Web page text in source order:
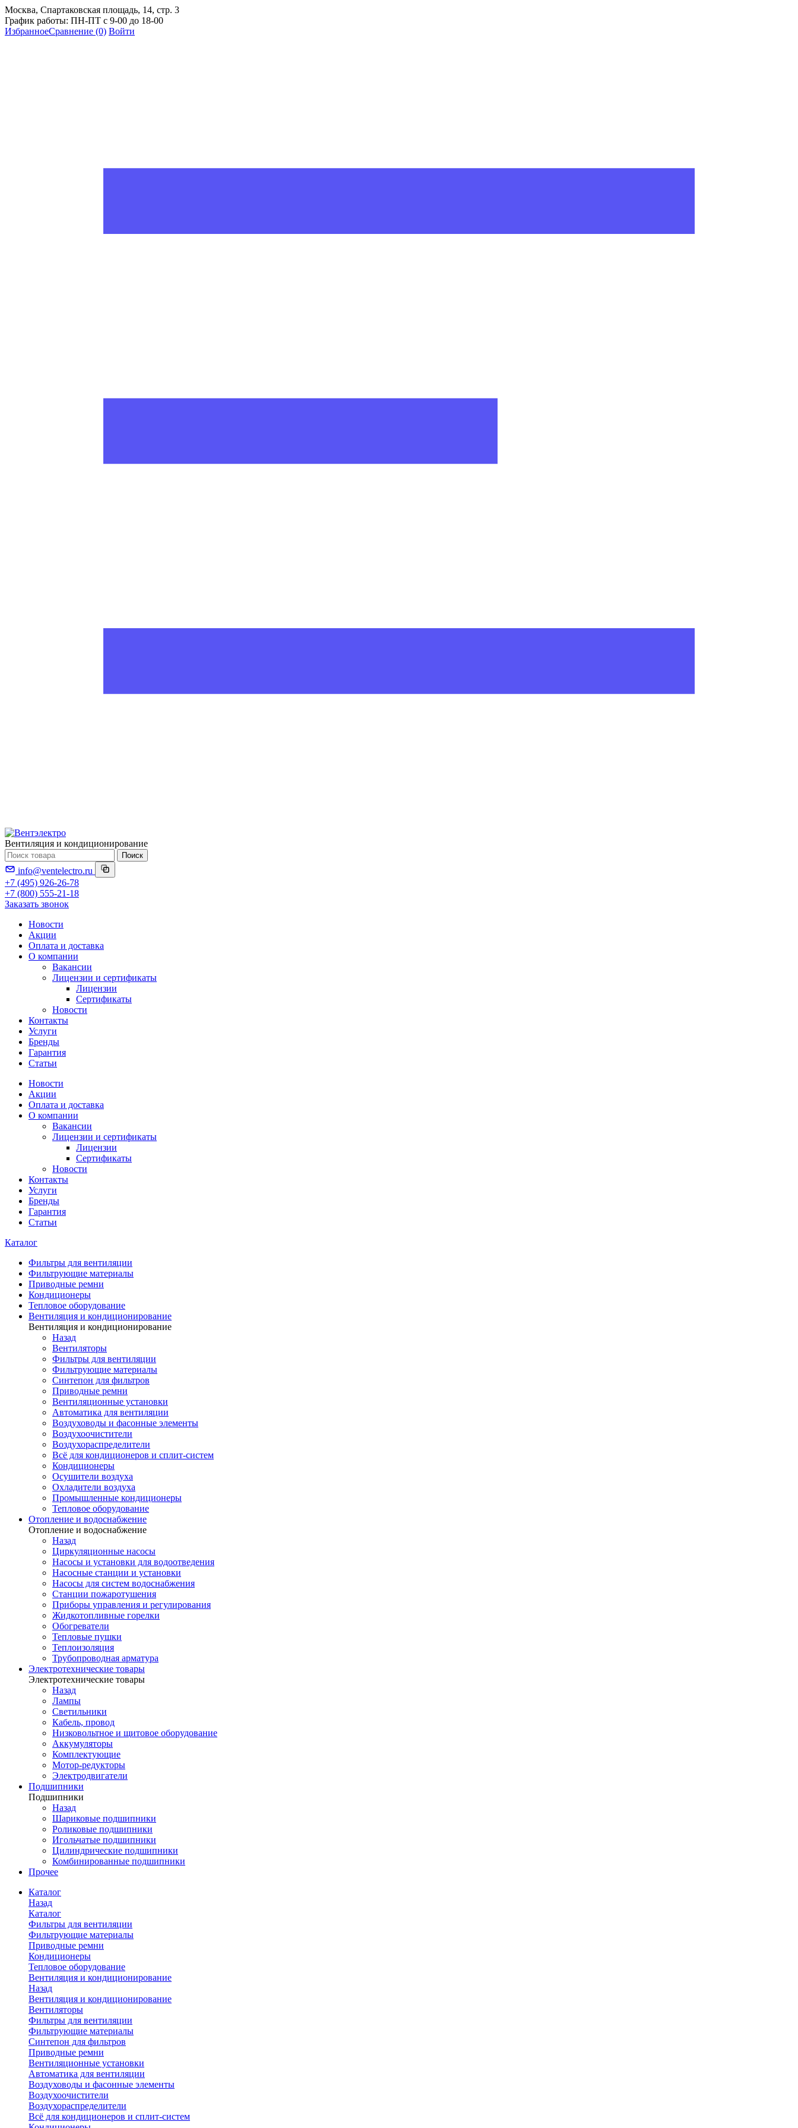
Москва, Спартаковская площадь, 14, стр. 3
График работы: ПН-ПТ с 9-00 до 18-00
ИзбранноеСравнение (0) Войти
Вентиляция и кондиционирование
Поиск
info@ventelectro.ru
+7 (495) 926-26-78
+7 (800) 555-21-18
Заказать звонок
Новости
Акции
Оплата и доставка
О компании
Вакансии
Лицензии и сертификаты
Лицензии
Сертификаты
Новости
Контакты
Услуги
Бренды
Гарантия
Статьи
Новости
Акции
Оплата и доставка
О компании
Вакансии
Лицензии и сертификаты
Лицензии
Сертификаты
Новости
Контакты
Услуги
Бренды
Гарантия
Статьи
Каталог
Фильтры для вентиляции
Фильтрующие материалы
Приводные ремни
Кондиционеры
Тепловое оборудование
Вентиляция и кондиционирование
Вентиляция и кондиционирование
Назад
Вентиляторы
Фильтры для вентиляции
Фильтрующие материалы
Синтепон для фильтров
Приводные ремни
Вентиляционные установки
Автоматика для вентиляции
Воздуховоды и фасонные элементы
Воздухоочистители
Воздухораспределители
Всё для кондиционеров и сплит-систем
Кондиционеры
Осушители воздуха
Охладители воздуха
Промышленные кондиционеры
Тепловое оборудование
Отопление и водоснабжение
Отопление и водоснабжение
Назад
Циркуляционные насосы
Насосы и установки для водоотведения
Насосные станции и установки
Насосы для систем водоснабжения
Станции пожаротушения
Приборы управления и регулирования
Жидкотопливные горелки
Обогреватели
Тепловые пушки
Теплоизоляция
Трубопроводная арматура
Электротехнические товары
Электротехнические товары
Назад
Лампы
Светильники
Кабель, провод
Низковольтное и щитовое оборудование
Аккумуляторы
Комплектующие
Мотор-редукторы
Электродвигатели
Подшипники
Подшипники
Назад
Шариковые подшипники
Роликовые подшипники
Игольчатые подшипники
Цилиндрические подшипники
Комбинированные подшипники
Прочее
Каталог
Назад
Каталог
Фильтры для вентиляции
Фильтрующие материалы
Приводные ремни
Кондиционеры
Тепловое оборудование
Вентиляция и кондиционирование
Назад
Вентиляция и кондиционирование
Вентиляторы
Фильтры для вентиляции
Фильтрующие материалы
Синтепон для фильтров
Приводные ремни
Вентиляционные установки
Автоматика для вентиляции
Воздуховоды и фасонные элементы
Воздухоочистители
Воздухораспределители
Всё для кондиционеров и сплит-систем